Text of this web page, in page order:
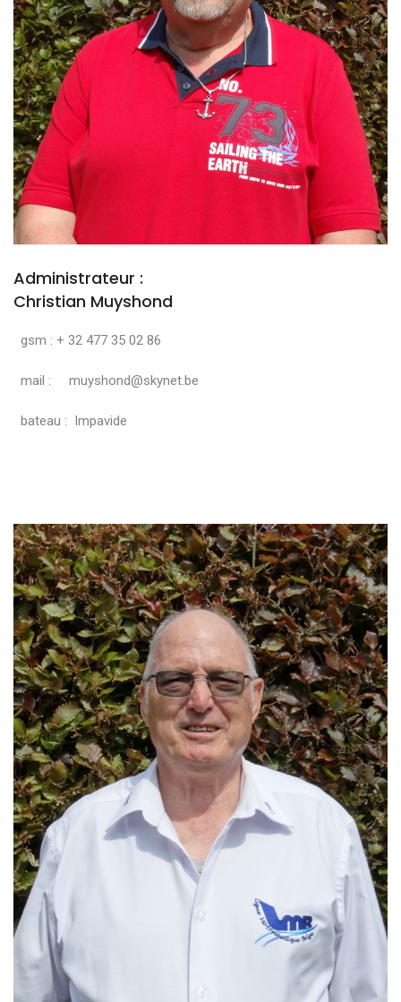
Administrateur :
Christian Muyshond
gsm : + 32 477 35 02 86
mail : muyshond@skynet.be
bateau : Impavide